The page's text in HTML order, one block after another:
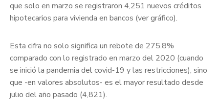
que solo en marzo se registraron 4,251 nuevos créditos
hipotecarios para vivienda en bancos (ver gráfico).
Esta cifra no solo significa un rebote de 275.8%
comparado con lo registrado en marzo del 2020 (cuando
se inició la pandemia del covid-19 y las restricciones), sino
que -en valores absolutos- es el mayor resultado desde
julio del año pasado (4,821).